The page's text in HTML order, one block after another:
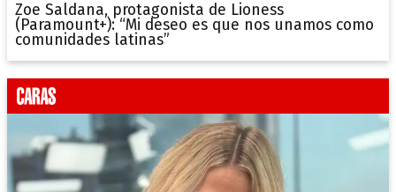
Zoe Saldana, protagonista de Lioness
(Paramount+): “Mi deseo es que nos unamos como
comunidades latinas”